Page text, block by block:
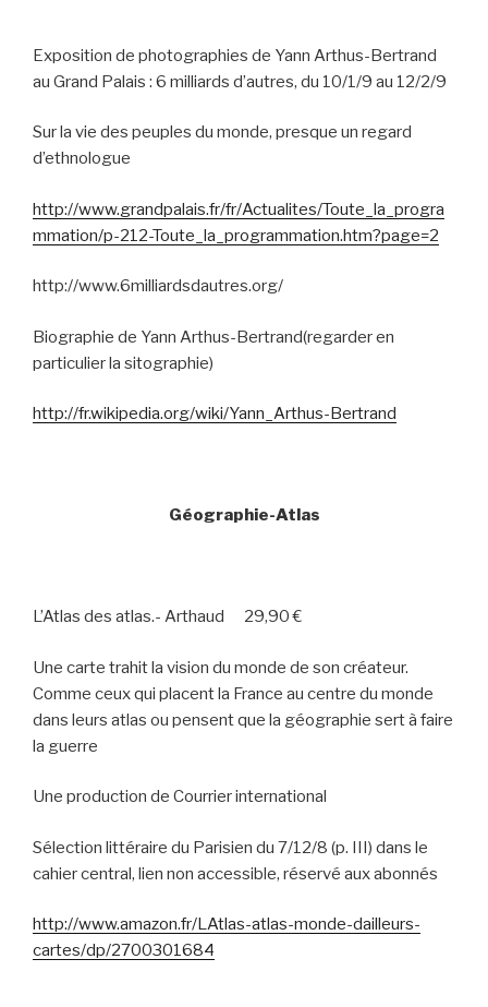
Exposition de photographies de Yann Arthus-Bertrand
au Grand Palais : 6 milliards d’autres, du 10/1/9 au 12/2/9
Sur la vie des peuples du monde, presque un regard
d’ethnologue
http://www.grandpalais.fr/fr/Actualites/Toute_la_progra
mmation/p-212-Toute_la_programmation.htm?page=2
http://www.6milliardsdautres.org/
Biographie de Yann Arthus-Bertrand(regarder en
particulier la sitographie)
http://fr.wikipedia.org/wiki/Yann_Arthus-Bertrand
Géographie-Atlas
L’Atlas des atlas.- Arthaud 29,90 €
Une carte trahit la vision du monde de son créateur.
Comme ceux qui placent la France au centre du monde
dans leurs atlas ou pensent que la géographie sert à faire
la guerre
Une production de Courrier international
Sélection littéraire du Parisien du 7/12/8 (p. III) dans le
cahier central, lien non accessible, réservé aux abonnés
http://www.amazon.fr/LAtlas-atlas-monde-dailleurs-
cartes/dp/2700301684